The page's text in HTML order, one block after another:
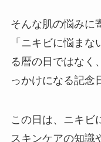
そんな肌の悩みに
「ニキビに悩ま
る暦の日ではなく
っかけになる記念
この日は、ニキビ
スキンケアの知識